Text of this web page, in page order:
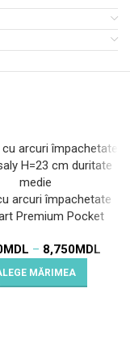
arcuri împachetate
Premium Pocket
MDL – 8,750MDL
MĂRIMEA